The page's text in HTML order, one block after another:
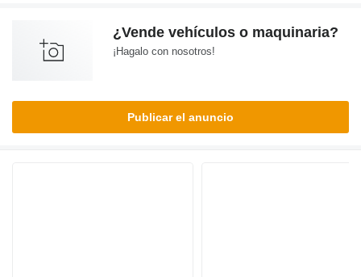
¿Vende vehículos o maquinaria?
¡Hagalo con nosotros!
Publicar el anuncio